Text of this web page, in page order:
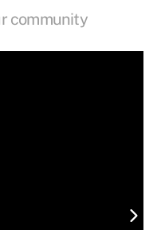
community